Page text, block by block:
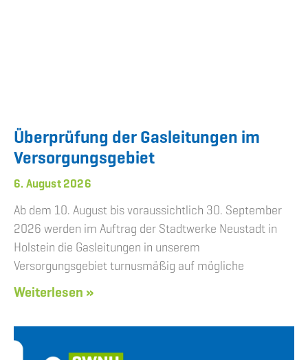
Überprüfung der Gasleitungen im
Versorgungsgebiet
6. August 2026
Ab dem 10. August bis voraussichtlich 30. September
2026 werden im Auftrag der Stadtwerke Neustadt in
Holstein die Gasleitungen in unserem
Versorgungsgebiet turnusmäßig auf mögliche
Weiterlesen »